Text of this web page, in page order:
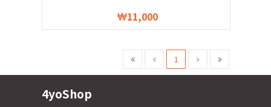
11,000
1
4yoShop